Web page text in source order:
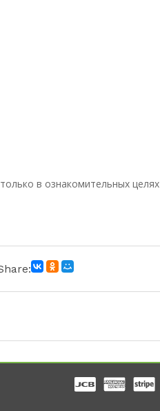
в ознакомительных целях